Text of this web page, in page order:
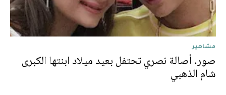
مشاهير
صور. أصالة نصري تحتفل بعيد ميلاد ابنتها الكبرى
شام الذهبي